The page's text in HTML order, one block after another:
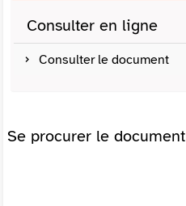
Consulter en ligne
Consulter le document
Se procurer le document